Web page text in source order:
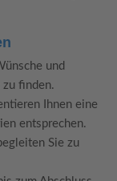
und
finden.
Ihnen eine
entsprechen.
Sie zu